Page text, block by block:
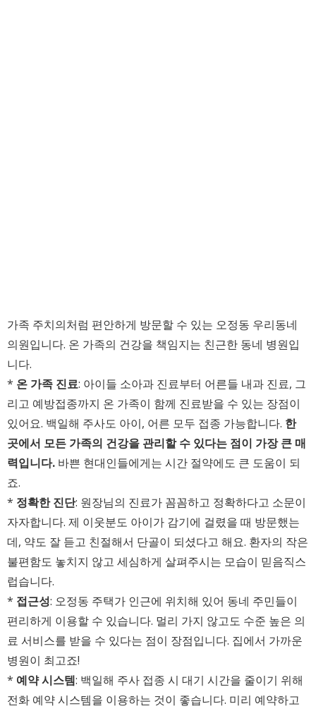
가족 주치의처럼 편안하게 방문할 수 있는 오정동 우리동네
의원입니다. 온 가족의 건강을 책임지는 친근한 동네 병원입
니다.
* 온 가족 진료: 아이들 소아과 진료부터 어른들 내과 진료, 그
리고 예방접종까지 온 가족이 함께 진료받을 수 있는 장점이
있어요. 백일해 주사도 아이, 어른 모두 접종 가능합니다. 한
곳에서 모든 가족의 건강을 관리할 수 있다는 점이 가장 큰 매
력입니다. 바쁜 현대인들에게는 시간 절약에도 큰 도움이 되
죠.
* 정확한 진단: 원장님의 진료가 꼼꼼하고 정확하다고 소문이
자자합니다. 제 이웃분도 아이가 감기에 걸렸을 때 방문했는
데, 약도 잘 듣고 친절해서 단골이 되셨다고 해요. 환자의 작은
불편함도 놓치지 않고 세심하게 살펴주시는 모습이 믿음직스
럽습니다.
* 접근성: 오정동 주택가 인근에 위치해 있어 동네 주민들이
편리하게 이용할 수 있습니다. 멀리 가지 않고도 수준 높은 의
료 서비스를 받을 수 있다는 점이 장점입니다. 집에서 가까운
병원이 최고죠!
* 예약 시스템: 백일해 주사 접종 시 대기 시간을 줄이기 위해
전화 예약 시스템을 이용하는 것이 좋습니다. 미리 예약하고